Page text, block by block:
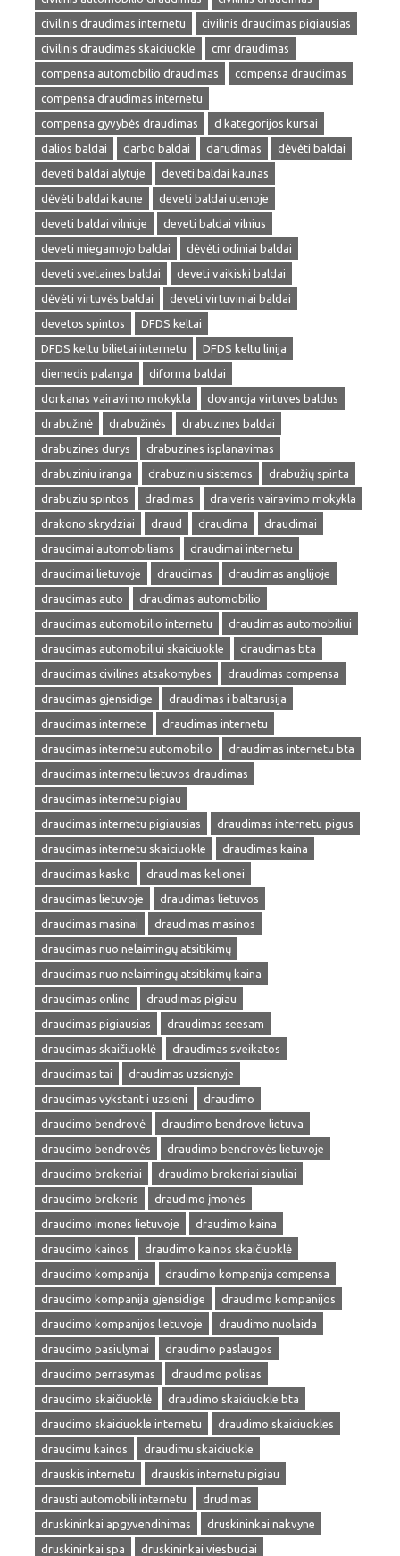
civilinis draudimas internetu
civilinis draudimas pigiausias
civilinis draudimas skaiciuokle
cmr draudimas
compensa automobilio draudimas
compensa draudimas
compensa draudimas internetu
compensa gyvybės draudimas
d kategorijos kursai
dalios baldai
darbo baldai darudimas
dėvėti baldai
deveti baldai alytuje
deveti baldai kaunas
dėvėti baldai kaune
deveti baldai utenoje
deveti baldai vilniuje
deveti baldai vilnius
deveti miegamojo baldai
dėvėti odiniai baldai
deveti svetaines baldai
deveti vaikiski baldai
dėvėti virtuvės baldai
deveti virtuviniai baldai
devetos spintos
DFDS keltai
DFDS keltu bilietai internetu
DFDS keltu linija
diemedis palanga
diforma baldai
dorkanas vairavimo mokykla
dovanoja virtuves baldus
drabužinė
drabužinės
drabuzines baldai
drabuzines durys
drabuzines isplanavimas
drabuziniu iranga
drabuziniu sistemos
drabužių spinta
drabuziu spintos
dradimas
draiveris vairavimo mokykla
drakono skrydziai
draud draudima
draudimai
draudimai automobiliams
draudimai internetu
draudimai lietuvoje
draudimas
draudimas anglijoje
draudimas auto
draudimas automobilio
draudimas automobilio internetu
draudimas automobiliui
draudimas automobiliui skaiciuokle
draudimas bta
draudimas civilines atsakomybes
draudimas compensa
draudimas gjensidige
draudimas i baltarusija
draudimas internete
draudimas internetu
draudimas internetu automobilio
draudimas internetu bta
draudimas internetu lietuvos draudimas
draudimas internetu pigiau
draudimas internetu pigiausias
draudimas internetu pigus
draudimas internetu skaiciuokle
draudimas kaina
draudimas kasko
draudimas kelionei
draudimas lietuvoje
draudimas lietuvos
draudimas masinai
draudimas masinos
draudimas nuo nelaimingų atsitikimų
draudimas nuo nelaimingų atsitikimų kaina
draudimas online
draudimas pigiau
draudimas pigiausias
draudimas seesam
draudimas skaičiuoklė
draudimas sveikatos
draudimas tai
draudimas uzsienyje
draudimas vykstant i uzsieni
draudimo
draudimo bendrovė
draudimo bendrove lietuva
draudimo bendrovės
draudimo bendrovės lietuvoje
draudimo brokeriai
draudimo brokeriai siauliai
draudimo brokeris
draudimo įmonės
draudimo imones lietuvoje
draudimo kaina
draudimo kainos
draudimo kainos skaičiuoklė
draudimo kompanija
draudimo kompanija compensa
draudimo kompanija gjensidige
draudimo kompanijos
draudimo kompanijos lietuvoje
draudimo nuolaida
draudimo pasiulymai
draudimo paslaugos
draudimo perrasymas
draudimo polisas
draudimo skaičiuoklė
draudimo skaiciuokle bta
draudimo skaiciuokle internetu
draudimo skaiciuokles
draudimu kainos
draudimu skaiciuokle
drauskis internetu
drauskis internetu pigiau
drausti automobili internetu
drudimas
druskininkai apgyvendinimas
druskininkai nakvyne
druskininkai spa
druskininkai viesbuciai